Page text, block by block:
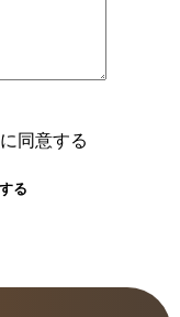
に同意する